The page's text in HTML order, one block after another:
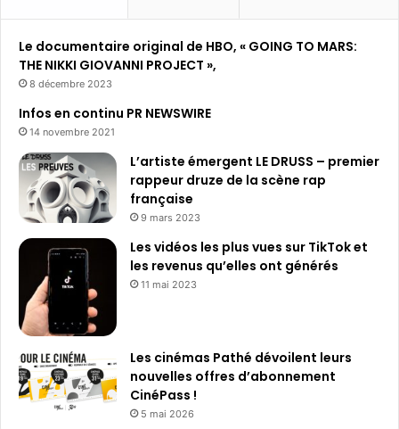
Le documentaire original de HBO, « GOING TO MARS:
THE NIKKI GIOVANNI PROJECT »,
8 décembre 2023
Infos en continu PR NEWSWIRE
14 novembre 2021
L’artiste émergent LE DRUSS – premier
rappeur druze de la scène rap
française
9 mars 2023
Les vidéos les plus vues sur TikTok et
les revenus qu’elles ont générés
11 mai 2023
Les cinémas Pathé dévoilent leurs
nouvelles offres d’abonnement
CinéPass !
5 mai 2026